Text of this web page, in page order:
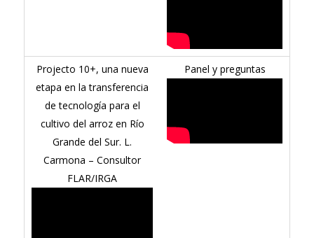
Projecto 10+, una nueva
etapa en la transferencia
de tecnología para el
cultivo del arroz en Río
Grande del Sur. L.
Carmona – Consultor
FLAR/IRGA
Panel y preguntas